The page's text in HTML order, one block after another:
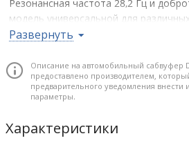
Резонансная частота 28,2 Гц и
модель универсальной для
оформлений, будь то закрытый ящик
Почему стоит купить
Мощность 600 Вт RMS и
Бигролл подвес увеличивает ход
Развернуть
Описание на автомобильный сабвуфер
предоставлено производителем,
предварительного уведомления
параметры.
Характеристики